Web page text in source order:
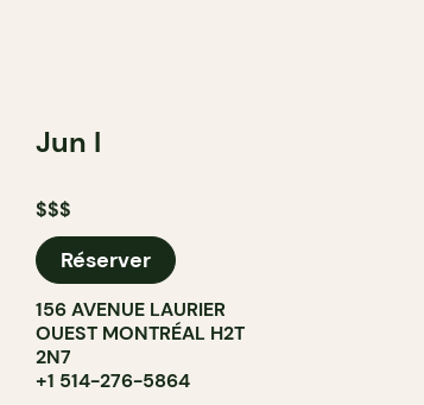
Jun I
$$$
Réserver
156 AVENUE LAURIER
OUEST MONTRÉAL H2T
2N7
+1 514-276-5864